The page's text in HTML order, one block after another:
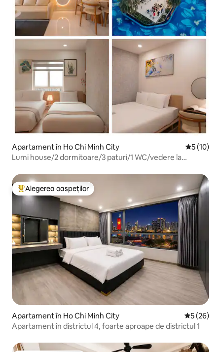
Apartament în Ho Chi Minh City Scor
5 (10)
Lumi house/2 dormitoare/3 paturi/1 WC/vedere la
Locuință din topul categoriei Alegerea oaspeților
Alegerea oaspeților
Apartament în Ho Chi Minh City Scor
5 (26)
Apartament în districtul 4, foarte aproape de districtul 1